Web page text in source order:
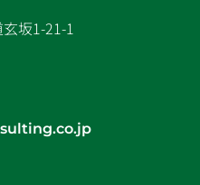
坂1-21-1